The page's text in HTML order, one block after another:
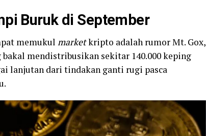
Buruk di September
memukul marketkripto adalah rumor Mt. Gox,
mendistribusikan sekitar 140.000 keping
lanjutan dari tindakan ganti rugi pasca